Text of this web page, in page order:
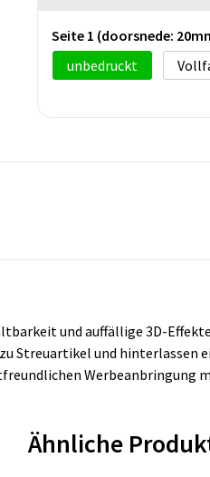
Seite 1 (doorsnede:
unbedruckt
und auffällige 3D-
Streuartikel und hinterlassen
Werbeanbringung
Ähnliche